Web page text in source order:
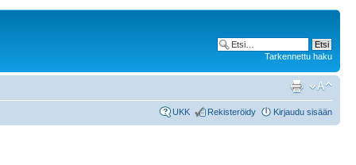
Tarkennettu haku
UKK Rekisteröidy Kirjaudu sisään